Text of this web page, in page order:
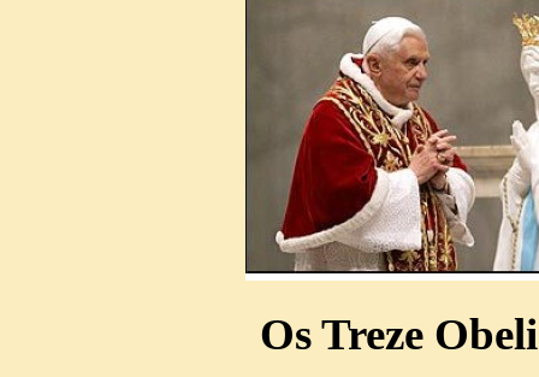
Os Treze